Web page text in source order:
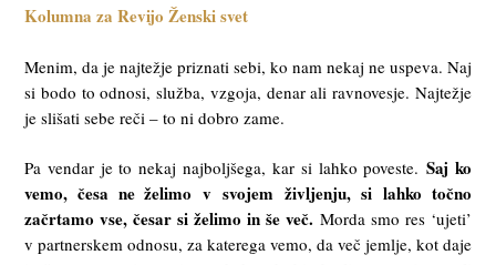
Kolumna za Revijo Ženski svet
Menim, da je najtežje priznati sebi, ko nam nekaj ne uspeva. Naj
si bodo to odnosi, služba, vzgoja, denar ali ravnovesje. Najtežje
je slišati sebe reči – to ni dobro zame.
Pa vendar je to nekaj najboljšega, kar si lahko poveste.Saj ko
vemo, česa ne želimo v svojem življenju, si lahko točno
začrtamo vse, česar si želimo in še več. Morda smo res ‘ujeti’
v partnerskem odnosu, za katerega vemo, da več jemlje, kot daje